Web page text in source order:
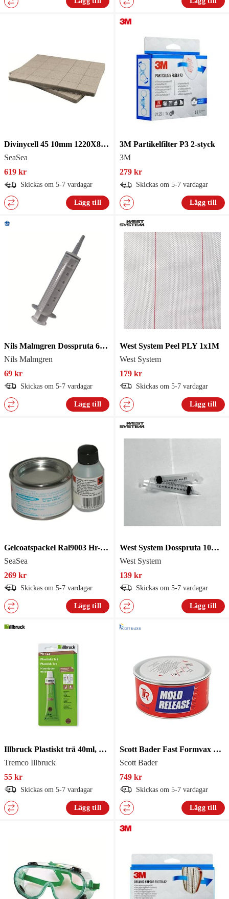
Divinycell 45 10mm 1220X813mm
SeaSea
619 kr
Skickas om 5-7 vardagar
Lägg till
3M Partikelfilter P3 2-styck
3M
279 kr
Skickas om 5-7 vardagar
Lägg till
Nils Malmgren Dosspruta 60ml
Nils Malmgren
69 kr
Skickas om 5-7 vardagar
Lägg till
West System Peel PLY 1x1M
West System
179 kr
Skickas om 5-7 vardagar
Lägg till
Gelcoatspackel Ral9003 Hr-Båt
SeaSea
269 kr
Skickas om 5-7 vardagar
Lägg till
West System Dosspruta 10ml 2-pack
West System
139 kr
Skickas om 5-7 vardagar
Lägg till
Illbruck Plastiskt trä 40ml, mörkbrun
Tremco Illbruck
55 kr
Skickas om 5-7 vardagar
Lägg till
Scott Bader Fast Formvax Tr-104 396G
Scott Bader
749 kr
Skickas om 5-7 vardagar
Lägg till